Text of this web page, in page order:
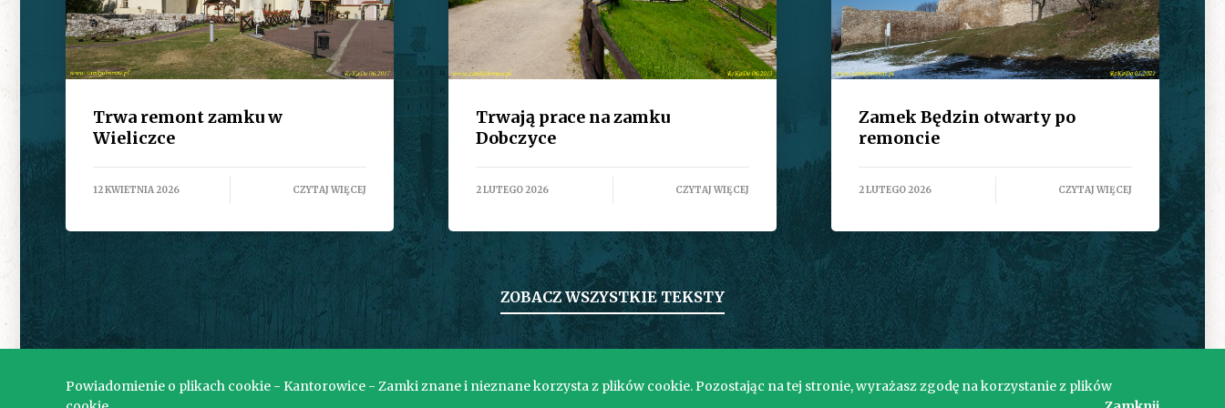
Trwa remont zamku w
Wieliczce
12 KWIETNIA 2026 CZYTAJ WIĘCEJ
Trwają prace na zamku
Dobczyce
2 LUTEGO 2026 CZYTAJ WIĘCEJ
Zamek Będzin otwarty po
remoncie
2 LUTEGO 2026 CZYTAJ WIĘCEJ
ZOBACZ WSZYSTKIE TEKSTY
Powiadomienie o plikach cookie - Kantorowice - Zamki znane i nieznane korzysta z plików cookie. Pozostając na tej stronie, wyrażasz zgodę na korzystanie z plików